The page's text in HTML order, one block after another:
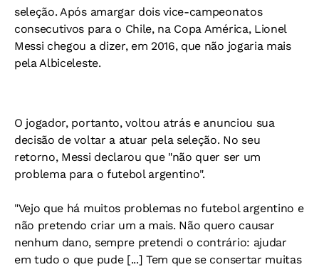
seleção. Após amargar dois vice-campeonatos
consecutivos para o Chile, na Copa América, Lionel
Messi chegou a dizer, em 2016, que não jogaria mais
pela Albiceleste.
O jogador, portanto, voltou atrás e anunciou sua
decisão de voltar a atuar pela seleção. No seu
retorno, Messi declarou que "não quer ser um
problema para o futebol argentino".
"Vejo que há muitos problemas no futebol argentino e
não pretendo criar um a mais. Não quero causar
nenhum dano, sempre pretendi o contrário: ajudar
em tudo o que pude [...] Tem que se consertar muitas